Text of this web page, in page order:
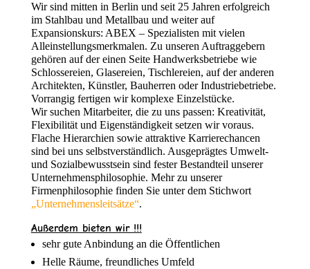
Wir sind mitten in Berlin und seit 25 Jahren erfolgreich
im Stahlbau und Metallbau und weiter auf
Expansionskurs: ABEX – Spezialisten mit vielen
Alleinstellungsmerkmalen. Zu unseren Auftraggebern
gehören auf der einen Seite Handwerksbetriebe wie
Schlossereien, Glasereien, Tischlereien, auf der anderen
Architekten, Künstler, Bauherren oder Industriebetriebe.
Vorrangig fertigen wir komplexe Einzelstücke.
Wir suchen Mitarbeiter, die zu uns passen: Kreativität,
Flexibilität und Eigenständigkeit setzen wir voraus.
Flache Hierarchien sowie attraktive Karrierechancen
sind bei uns selbstverständlich. Ausgeprägtes Umwelt-
und Sozialbewusstsein sind fester Bestandteil unserer
Unternehmensphilosophie. Mehr zu unserer
Firmenphilosophie finden Sie unter dem Stichwort
„Unternehmensleitsätze“.
Außerdem bieten wir !!!
sehr gute Anbindung an die Öffentlichen
Helle Räume, freundliches Umfeld